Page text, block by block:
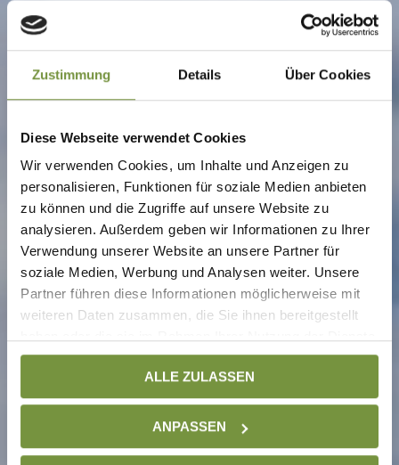
Zustimmung Details Über Cookies
Diese Webseite verwendet Cookies
Wir verwenden Cookies, um Inhalte und Anzeigen zu
personalisieren, Funktionen für soziale Medien anbieten
zu können und die Zugriffe auf unsere Website zu
analysieren. Außerdem geben wir Informationen zu Ihrer
Verwendung unserer Website an unsere Partner für
soziale Medien, Werbung und Analysen weiter. Unsere
Partner führen diese Informationen möglicherweise mit
weiteren Daten zusammen, die Sie ihnen bereitgestellt
gesammelt haben. Weitere Informationen finden Sie auf
DatenschutzseiteALLE ZULASSEN
ANPASSEN